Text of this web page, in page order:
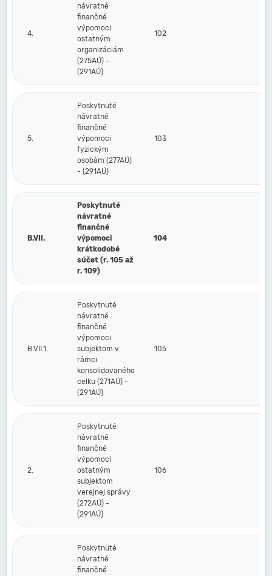
4.
návratné
finančné
výpomoci
ostatným
organizáciám
(275AÚ) -
(291AÚ)
102
5.
Poskytnuté
návratné
finančné
výpomoci
fyzickým
osobám (277AÚ)
- (291AÚ)
103
B.VII.
Poskytnuté
návratné
finančné
výpomoci
krátkodobé
súčet (r. 105 až
r. 109)
104
B.VII.1.
Poskytnuté
návratné
finančné
výpomoci
subjektom v
rámci
konsolidovaného
celku (271AÚ) -
(291AÚ)
105
2.
Poskytnuté
návratné
finančné
výpomoci
ostatným
subjektom
verejnej správy
(272AÚ) -
(291AÚ)
106
Poskytnuté
návratné
finančné